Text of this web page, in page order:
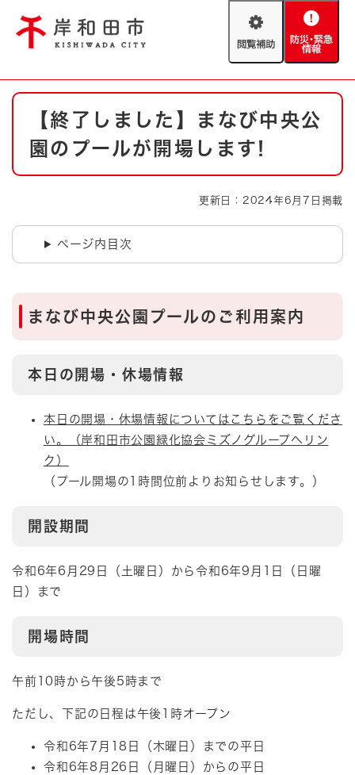
閲
助
防
緊
情
やさしい日本語
防災・緊急情報 救急・消防
ハザードマップ AED設置箇所
本
【終了しました】まなび中央公
園のプールが開場します!
更新日：2024年6月7日掲載
ページ内目次
まなび中央公園プールのご利用案内
本日の開場・休場情報
本日の開場・休場情報についてはこちらをご覧くださ
い。（岸和田市公園緑化協会ミズノグループへリン
ク）
（プール開場の1時間位前よりお知らせします。）
開設期間
令和6年6月29日（土曜日）から令和6年9月1日（日曜
日）まで
開場時間
午前10時から午後5時まで
ただし、下記の日程は午後1時オープン
令和6年7月18日（木曜日）までの平日
​令和6年8月26日（月曜日）からの平日